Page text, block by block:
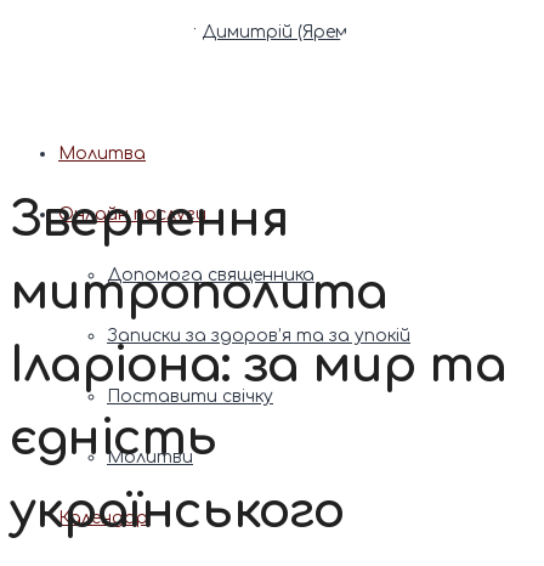
Патріарх Димитрій (Ярема)
Молитва
Онлайн послуги
Допомога священника
Записки за здоров’я та за упокій
Поставити свічку
Молитви
Календар
Звернення
митрополита
Іларіона: за мир та
єдність
українського